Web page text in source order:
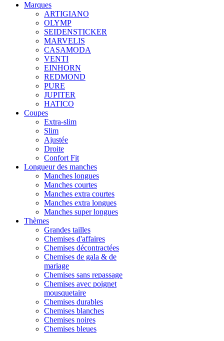
Marques
ARTIGIANO
OLYMP
SEIDENSTICKER
MARVELIS
CASAMODA
VENTI
EINHORN
REDMOND
PURE
JUPITER
HATICO
Coupes
Extra-slim
Slim
Ajustée
Droite
Confort Fit
Longueur des manches
Manches longues
Manches courtes
Manches extra courtes
Manches extra longues
Manches super longues
Thèmes
Grandes tailles
Chemises d'affaires
Chemises décontractées
Chemises de gala & de
mariage
Chemises sans repassage
Chemises avec poignet
mousquetaire
Chemises durables
Chemises blanches
Chemises noires
Chemises bleues